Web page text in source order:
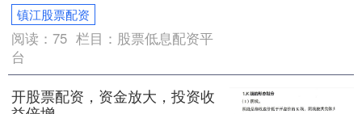
镇江股票配资
阅读：75 栏目： 股票低息配资平
台
开股票配资，资金放大，投资收